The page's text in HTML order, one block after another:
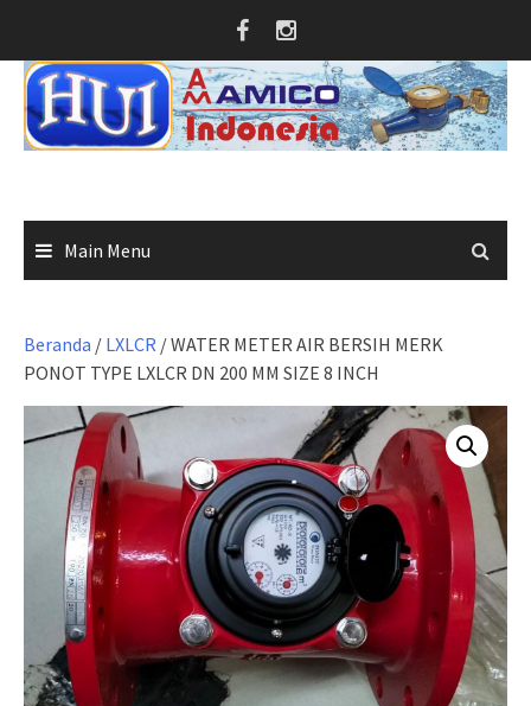
content
Main Menu
Beranda / LXLCR / WATER METER AIR BERSIH MERK
PONOT TYPE LXLCR DN 200 MM SIZE 8 INCH